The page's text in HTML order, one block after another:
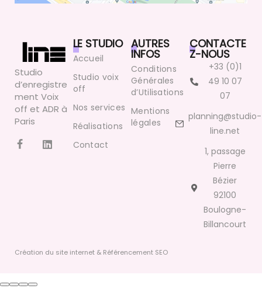
Studio
d’enregistre
ment Voix
off et ADR à
Paris
LE STUDIO
Accueil
Studio voix
off
Nos services
Réalisations
Contact
AUTRES
INFOS
Conditions
Générales
d’Utilisations
Mentions
légales
CONTACTE
Z-NOUS
+33 (0)1
49 10 07
07
planning@studio-
line.net
1, passage
Pierre
Bézier
92100
Boulogne-
Billancourt
Création du site internet & Référencement SEO